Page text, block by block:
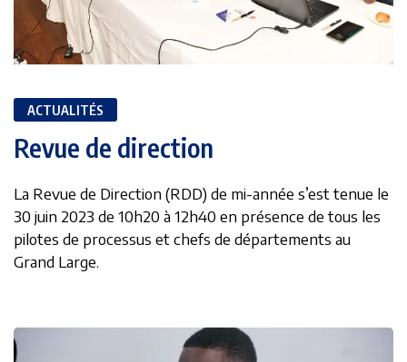
ACTUALITÉS
Revue de direction
La Revue de Direction (RDD) de mi-année s’est tenue le
30 juin 2023 de 10h20 à 12h40 en présence de tous les
pilotes de processus et chefs de départements au
Grand Large.